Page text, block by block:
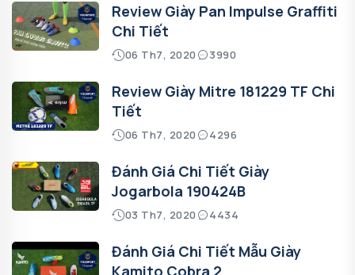
Review Giày Pan Impulse Graffiti
Chi Tiết
06 Th7, 2020 3990
Review Giày Mitre 181229 TF Chi
Tiết
06 Th7, 2020 4296
Đánh Giá Chi Tiết Giày
Jogarbola 190424B
03 Th7, 2020 4434
Đánh Giá Chi Tiết Mẫu Giày
Kamito Cobra 2